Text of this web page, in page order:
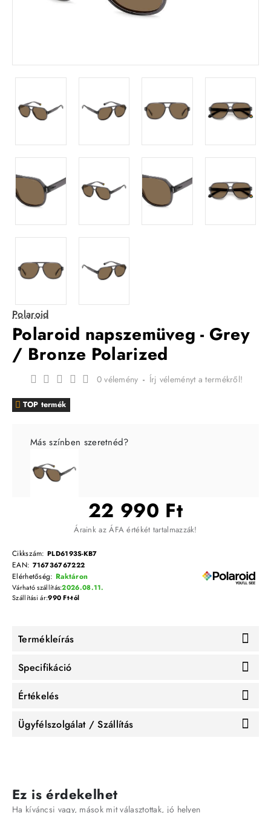
Polaroid
Polaroid napszemüveg - Grey
/ Bronze Polarized
TOP termék
0 vélemény - Írj véleményt a termékről!
22 990 Ft
Áraink az ÁFA értékét tartalmazzák!
Cikkszám: PLD6193S-KB7
EAN: 716736767222
Elérhetőség: Raktáron
Várható szállítás:2026.08.11.
Szállítási ár:990 Ft-tól
Más színben szeretnéd?
Termékleírás
Specifikáció
Értékelés
Ügyfélszolgálat / Szállítás
Ez is érdekelhet
Ha kíváncsi vagy, mások mit választottak, jó helyen